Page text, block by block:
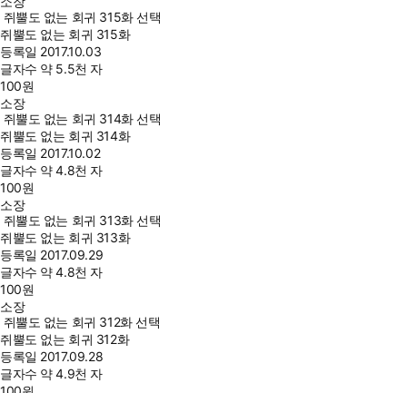
쥐뿔도 없는 회귀 315화 선택
쥐뿔도 없는 회귀 315화
등록일 2017.10.03
글자수 약 5.5천 자
100원
소장
쥐뿔도 없는 회귀 314화 선택
쥐뿔도 없는 회귀 314화
등록일 2017.10.02
글자수 약 4.8천 자
100원
소장
쥐뿔도 없는 회귀 313화 선택
쥐뿔도 없는 회귀 313화
등록일 2017.09.29
글자수 약 4.8천 자
100원
소장
쥐뿔도 없는 회귀 312화 선택
쥐뿔도 없는 회귀 312화
등록일 2017.09.28
글자수 약 4.9천 자